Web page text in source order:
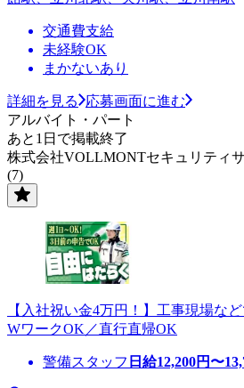
交通費支給
未経験OK
まかないあり
詳細を見る
応募画面に進む
アルバイト・パート
あと1日で掲載終了
株式会社VOLLMONTセキュリティ
(7)
【入社祝い金4万円！】工事現場な
WワークOK／直行直帰OK
警備スタッフ 日給12,200円〜